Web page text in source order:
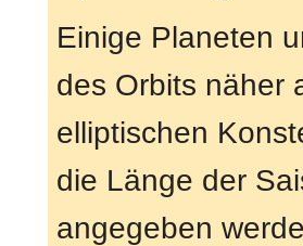
Einige Planeten
des Orbits näher
elliptischen
die Länge der
angegeben